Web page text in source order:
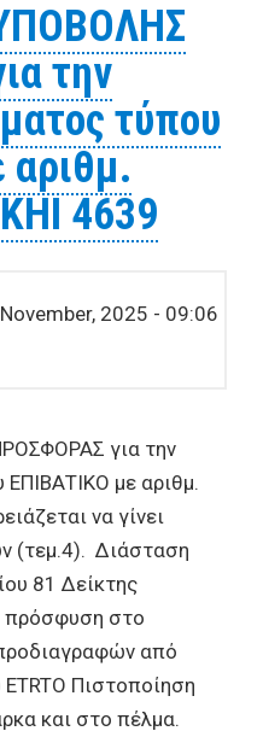
με αριθμ. κυκλοφορίας
την
τύπου
αριθμ.
4639
2025 - 09:06
για την
με αριθμ.
να γίνει
(τεμ.4). Διάσταση
81 Δείκτης
πρόσφυση στο
από
Πιστοποίηση
και στο πέλμα.